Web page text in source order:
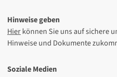
Hinweise geben
Hierkönnen Sie uns auf sichere
Hinweise und Dokumente
Soziale Medien